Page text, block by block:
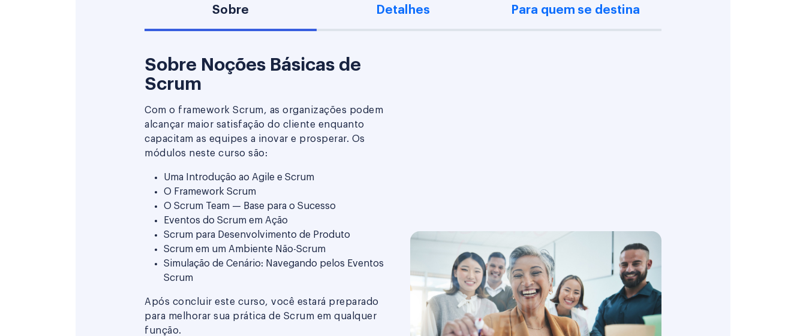
Sobre Detalhes Para quem se destina
Sobre Noções Básicas de
Scrum
Com o framework Scrum, as organizações podem
alcançar maior satisfação do cliente enquanto
capacitam as equipes a inovar e prosperar. Os
módulos neste curso são:
Uma Introdução ao Agile e Scrum
O Framework Scrum
O Scrum Team — Base para o Sucesso
Eventos do Scrum em Ação
Scrum para Desenvolvimento de Produto
Scrum em um Ambiente Não-Scrum
Simulação de Cenário: Navegando pelos Eventos
Scrum
Após concluir este curso, você estará preparado
para melhorar sua prática de Scrum em qualquer
função.